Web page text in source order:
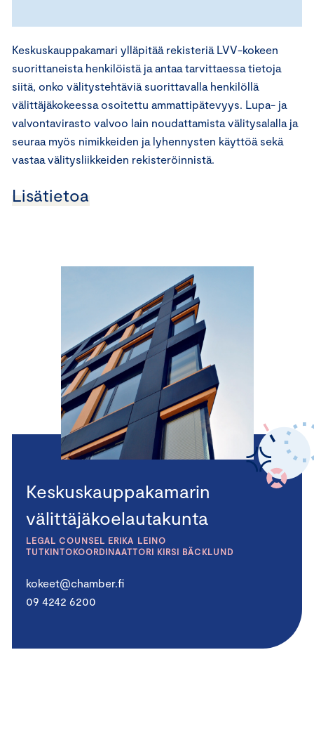
Keskuskauppakamari ylläpitää rekisteriä LVV-kokeen
suorittaneista henkilöistä ja antaa tarvittaessa tietoja
siitä, onko välitystehtäviä suorittavalla henkilöllä
välittäjäkokeessa osoitettu ammattipätevyys. Lupa- ja
valvontavirasto valvoo lain noudattamista välitysalalla ja
seuraa myös nimikkeiden ja lyhennysten käyttöä sekä
vastaa välitysliikkeiden rekisteröinnistä.
Lisätietoa
Keskuskauppakamarin
välittäjäkoelautakunta
LEGAL COUNSEL ERIKA LEINO
TUTKINTOKOORDINAATTORI KIRSI BÄCKLUND
kokeet@chamber.fi
09 4242 6200